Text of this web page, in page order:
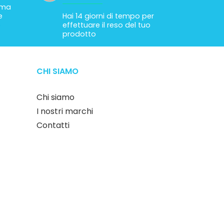
Hai 14 giorni di tempo per
effettuare il reso del tuo
prodotto
CHI SIAMO
Chi siamo
I nostri marchi
Contatti